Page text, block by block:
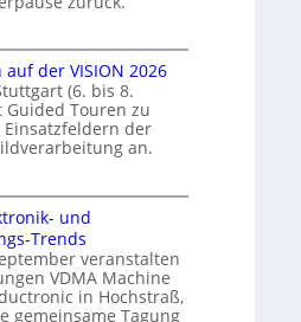
der VISION 2026
(6. bis 8.
Guided Touren zu
der
an.
und
Trends
veranstalten
VDMA Machine
in Hochstraß,
gemeinsame Tagung